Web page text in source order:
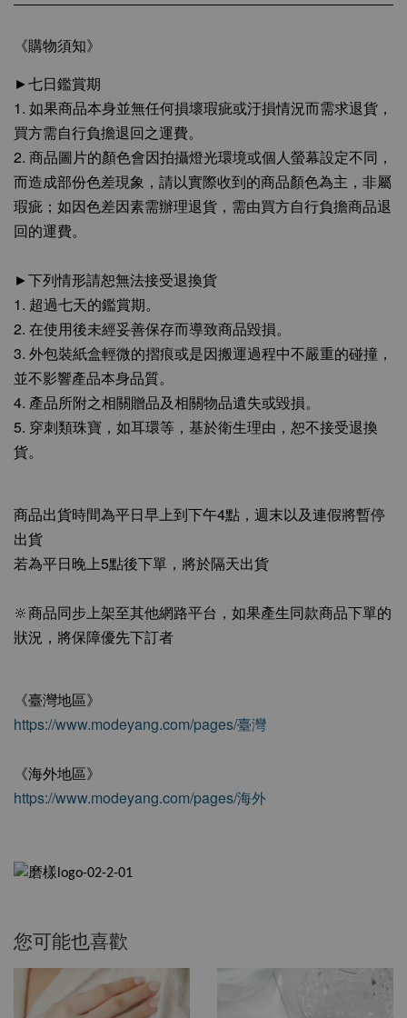
《購物須知》
►七日鑑賞期
1. 如果商品本身並無任何損壞瑕疵或汙損情況而需求退貨，
買方需自行負擔退回之運費。
2. 商品圖片的顏色會因拍攝燈光環境或個人螢幕設定不同，
而造成部份色差現象，請以實際收到的商品顏色為主，非屬
瑕疵；如因色差因素需辦理退貨，需由買方自行負擔商品退
回的運費。
►下列情形請恕無法接受退換貨
1. 超過七天的鑑賞期。
2. 在使用後未經妥善保存而導致商品毀損。
3. 外包裝紙盒輕微的摺痕或是因搬運過程中不嚴重的碰撞，
並不影響產品本身品質。
4. 產品所附之相關贈品及相關物品遺失或毀損。
5. 穿刺類珠寶，如耳環等，基於衛生理由，恕不接受退換
貨。
商品出貨時間為平日早上到下午4點，週末以及連假將暫停
出貨
若為平日晚上5點後下單，將於隔天出貨
🔆商品同步上架至其他網路平台，如果產生同款商品下單的
狀況，將保障優先下訂者
《臺灣地區》
https://www.modeyang.com/pages/臺灣
《海外地區》
https://www.modeyang.com/pages/海外
您可能也喜歡